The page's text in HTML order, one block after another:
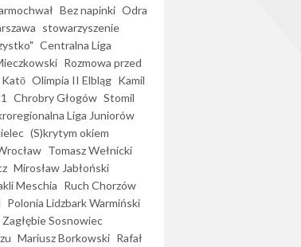
Bez napinki Odra
stowarzyszenie
Centralna Liga
Rozmowa przed
Katō Olimpia II Elbląg Kamil
Chrobry Głogów Stomil
Liga Juniorów
(S)krytym okiem
Tomasz Wełnicki
Mirosław Jabłoński
Meschia Ruch Chorzów
Polonia Lidzbark Warmiński
Zagłębie Sosnowiec
Mariusz Borkowski Rafał